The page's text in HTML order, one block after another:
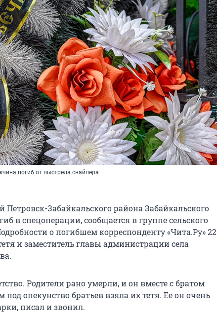
погиб от выстрела снайпера
Петровск-Забайкальского района Забайкальского
в спецоперации, сообщается в группе сельского
о погибшем корреспонденту «Чита.Ру» 22
и заместитель главы администрации села
Родители рано умерли, и он вместе с братом
под опекунство братьев взяла их тетя. Ее он очень
писал и звонил.